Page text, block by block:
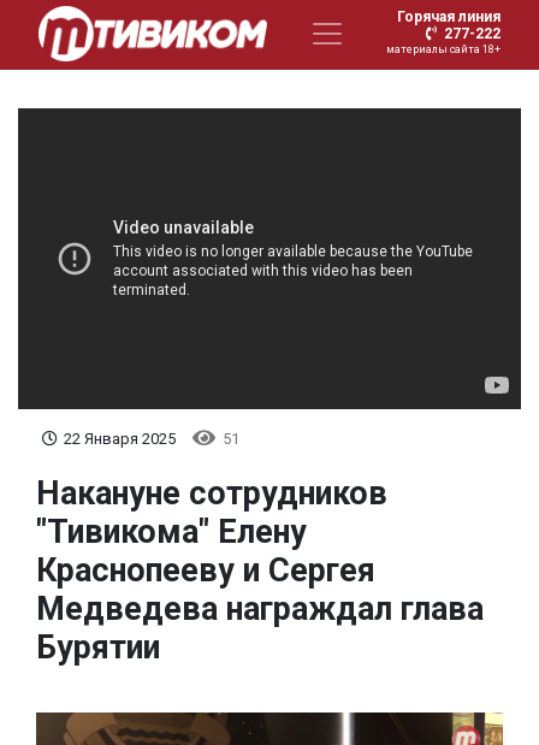
Горячая линия
277-222
материалы сайта 18+
22 Января 2025 51
Накануне сотрудников
"Тивикома" Елену
Краснопееву и Сергея
Медведева награждал глава
Бурятии